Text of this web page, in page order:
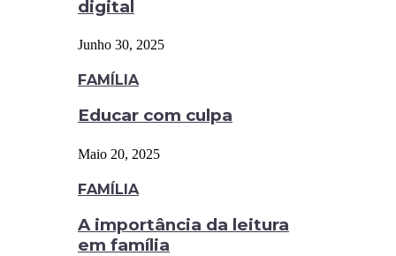
digital
Junho 30, 2025
FAMÍLIA
Educar com culpa
Maio 20, 2025
FAMÍLIA
A importância da leitura
em família